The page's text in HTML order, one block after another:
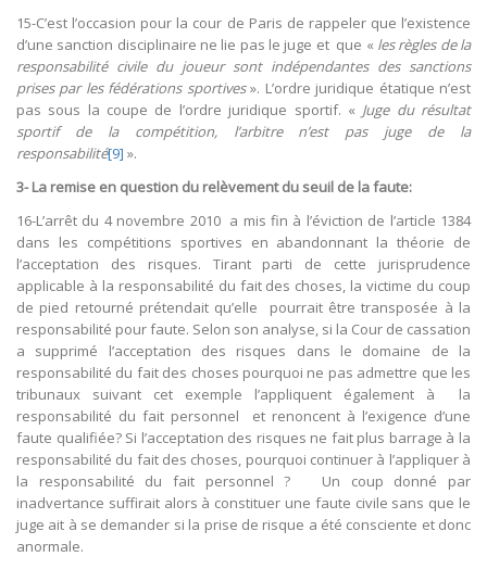
15-C’est l’occasion pour la cour de Paris de rappeler que l’existence
d’une sanction disciplinaire ne lie pas le juge et que « les règles de la
responsabilité civile du joueur sont indépendantes des sanctions
prises par les fédérations sportives». L’ordre juridique étatique n’est
pas sous la coupe de l’ordre juridique sportif. « Juge du résultat
sportif de la compétition, l’arbitre n’est pas juge de la
responsabilité[9] ».
3- La remise en question du relèvement du seuil de la faute:
16-L’arrêt du 4 novembre 2010 a mis fin à l’éviction de l’article 1384
dans les compétitions sportives en abandonnant la théorie de
l’acceptation des risques. Tirant parti de cette jurisprudence
applicable à la responsabilité du fait des choses, la victime du coup
de pied retourné prétendait qu’elle pourrait être transposée à la
responsabilité pour faute. Selon son analyse, si la Cour de cassation
a supprimé l’acceptation des risques dans le domaine de la
responsabilité du fait des choses pourquoi ne pas admettre que les
tribunaux suivant cet exemple l’appliquent également à la
responsabilité du fait personnel et renoncent à l’exigence d’une
faute qualifiée? Si l’acceptation des risques ne fait plus barrage à la
responsabilité du fait des choses, pourquoi continuer à l’appliquer à
la responsabilité du fait personnel ? Un coup donné par
inadvertance suffirait alors à constituer une faute civile sans que le
juge ait à se demander si la prise de risque a été consciente et donc
anormale.